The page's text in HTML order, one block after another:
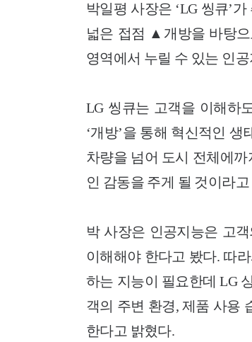
박일평 사장은 ‘LG 씽큐’
넓은 접점 ▲개방을 바탕으
영역에서 누릴 수 있는 인
LG 씽큐는 고객을 이해하
‘개방’을 통해 혁신적인
차량을 넘어 도시 전체에
인 감동을 주게 될 것이라
박 사장은 인공지능은 고
이해해야 한다고 봤다. 따
하는 지능이 필요한데 LG
객의 주변 환경, 제품 사용
한다고 밝혔다.